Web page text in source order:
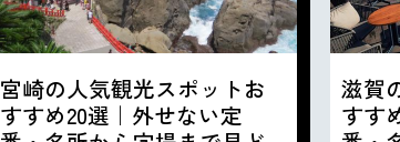
宮崎の人気観光スポットお
すすめ20選｜外せない定
滋賀
すす